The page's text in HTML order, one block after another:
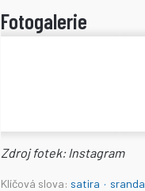
Zdroj fotek: Instagram
Klíčová slova: satira · sranda